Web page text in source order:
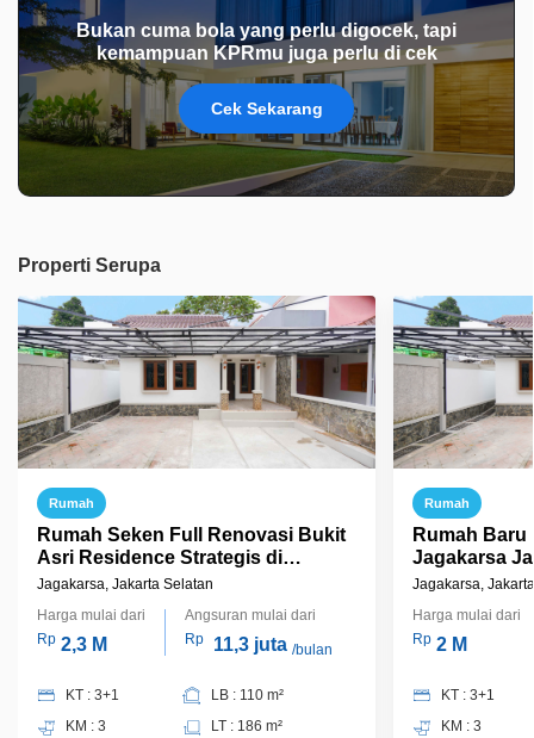
Bukan cuma bola yang perlu digocek, tapi
kemampuan KPRmu juga perlu di cek
Cek Sekarang
Properti Serupa
Rumah
Rumah Seken Full Renovasi Bukit
Asri Residence Strategis di
Jagakarsa Bisa KPR Terima Jadi,
Jagakarsa, Jakarta Selatan
Harga mulai dari
Rp 2,3 M
Angsuran mulai dari
Rp
11,3 juta /bulan
KT : 3+1
KM : 3
LB : 110 m²
LT : 186 m²
Rumah
Rumah
Jagakarsa
Huni Full
Jagakarsa,
Harga mulai dari
Rp 2 M
KT : 3+1
KM : 3